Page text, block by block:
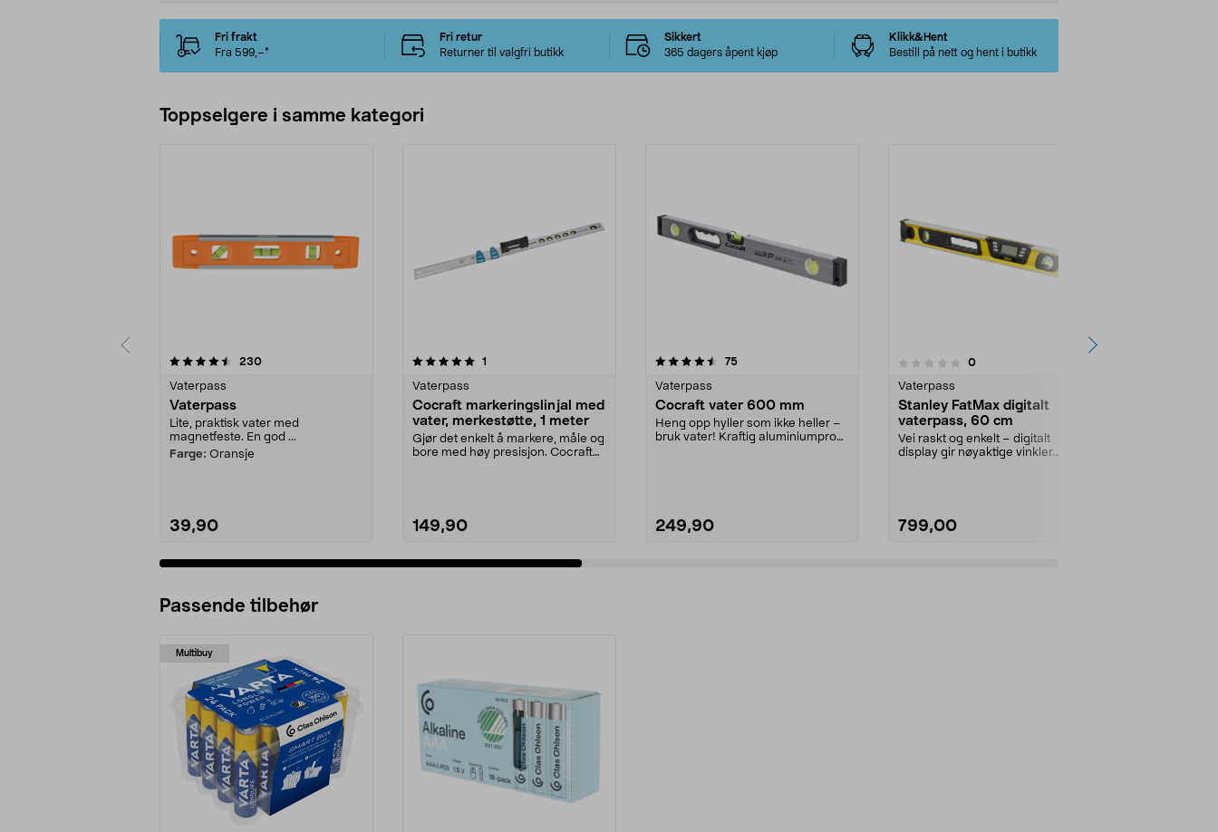
Fri frakt
Fra 599,–*
Fri retur
Returner til valgfri butikk
Sikkert
365 dagers åpent kjøp
Klikk&Hent
Bestill på nett og hent i butikk
Toppselgere i samme kategori
230anmeldelser
Vaterpass
Vaterpass
Lite, praktisk vater med
magnetfeste. En god ...
Farge: Oransje
39,90
5.0 av 5 stjerner 1
Vaterpass
Cocraft markeringslinjal med
vater, merkestøtte, 1 meter
Gjør det enkelt å markere, måle og
bore med høy presisjon. Cocraft
149,90
4.5 av 5 stjerner 75anmeldelser
Vaterpass
Cocraft vater 600 mm
Heng opp hyller som ikke heller –
bruk vater! Kraftig aluminiumprofil
249,90
0.0 av 5 stjerner 0anmeldelser
Vaterpass
Stanley FatMax digitalt
vaterpass, 60 cm
Vei raskt og enkelt – digitalt
display gir nøyaktige vinkler.
799,00
4.5 av 5 stjerner
Passende tilbehør
Multibuy